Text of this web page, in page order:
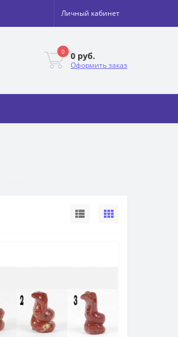
Личный кабинет
0 0 руб.
Оформить заказ